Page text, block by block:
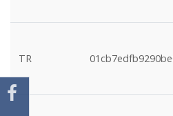
TR